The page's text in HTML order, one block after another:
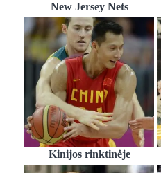
New Jersey Nets
Kinijos rinktinėje